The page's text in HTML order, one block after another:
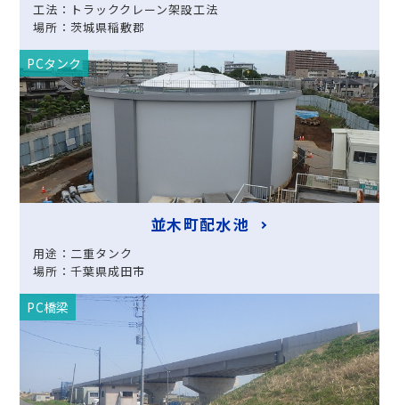
工法：トラッククレーン架設工法
場所：茨城県稲敷郡
PCタンク
並木町配水池
用途：二重タンク
場所：千葉県成田市
PC橋梁